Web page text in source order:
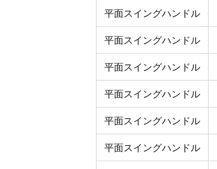
平面スイングハンドル
平面スイングハンドル
平面スイングハンドル
平面スイングハンドル
平面スイングハンドル
平面スイングハンドル